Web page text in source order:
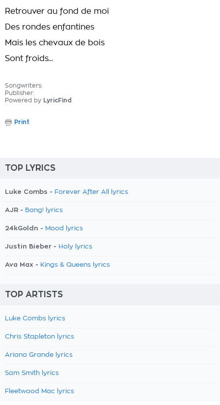
Retrouver au fond de moi
Des rondes enfantines
Mais les chevaux de bois
Sont froids...
Songwriters:
Publisher:
Powered by LyricFind
Print
TOP LYRICS
Luke Combs - Forever After All lyrics
AJR - Bang! lyrics
24kGoldn - Mood lyrics
Justin Bieber - Holy lyrics
Ava Max - Kings & Queens lyrics
TOP ARTISTS
Luke Combs lyrics
Chris Stapleton lyrics
Ariana Grande lyrics
Sam Smith lyrics
Fleetwood Mac lyrics